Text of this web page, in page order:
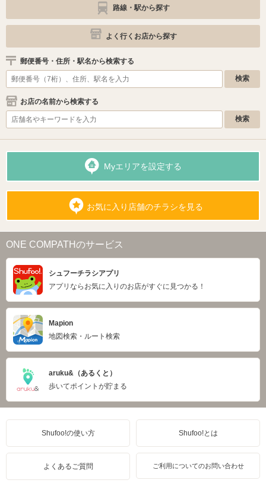
路線・駅から探す
よく行くお店から探す
郵便番号・住所・駅名から検索する
お店の名前から検索する
Myエリアを設定する
お気に入り店舗のチラシを見る
ONE COMPATHのサービス
シュフーチラシアプリ
アプリならお気に入りのお店がすぐに見つかる！
Mapion
地図検索・ルート検索
aruku&（あるくと）
歩いてポイントが貯まる
Shufoo!の使い方 Shufoo!とは
よくあるご質問 ご利用についてのお問い合わせ